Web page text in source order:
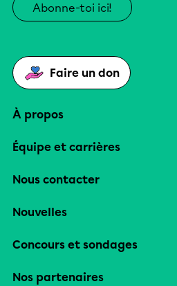
Abonne-toi ici!
Faire un don
À propos
Équipe et carrières
Nous contacter
Nouvelles
Concours et sondages
Nos partenaires